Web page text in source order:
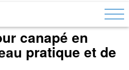
canapé en
pratique et de